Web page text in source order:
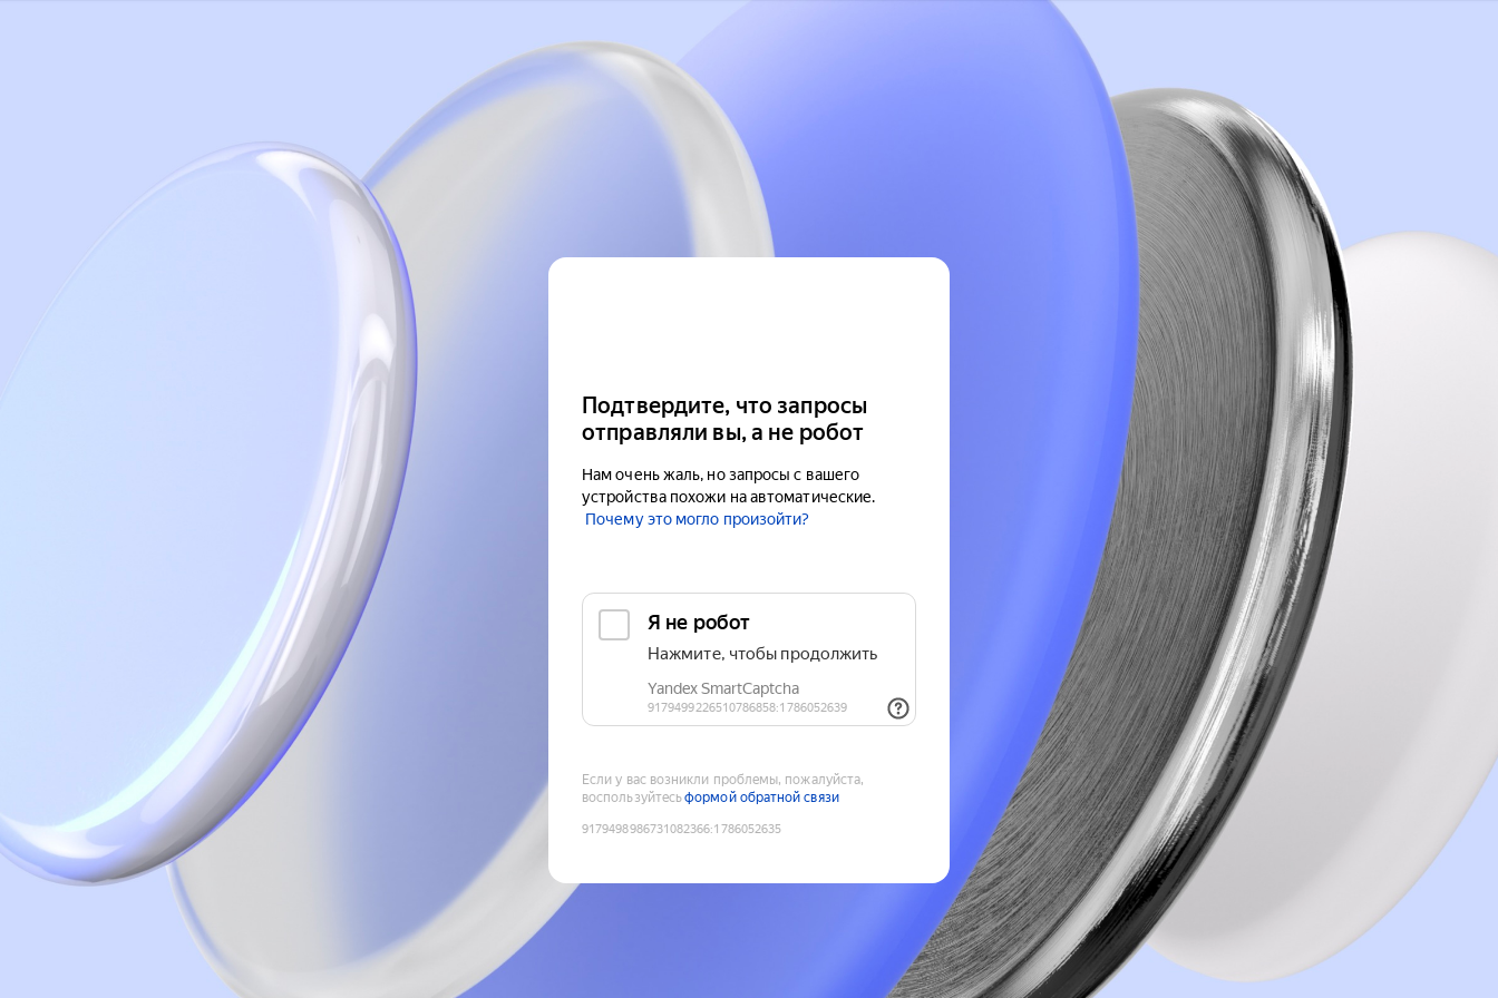
Подтвердите, что запросы
отправляли вы, а не робот
Нам очень жаль, но запросы с вашего
устройства похожи на автоматические.
Почему это могло произойти?
Если у вас возникли проблемы, пожалуйста,
воспользуйтесьформой обратной связи
9179498986731082366:1786052635